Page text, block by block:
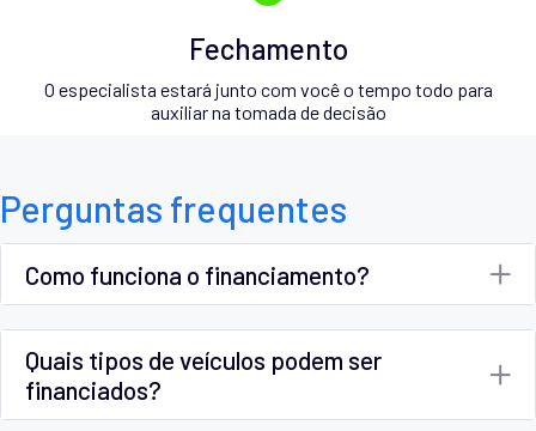
Fechamento
O especialista estará junto com você o tempo todo para
auxiliar na tomada de decisão
Perguntas frequentes
Como funciona o financiamento?
Quais tipos de veículos podem ser
financiados?